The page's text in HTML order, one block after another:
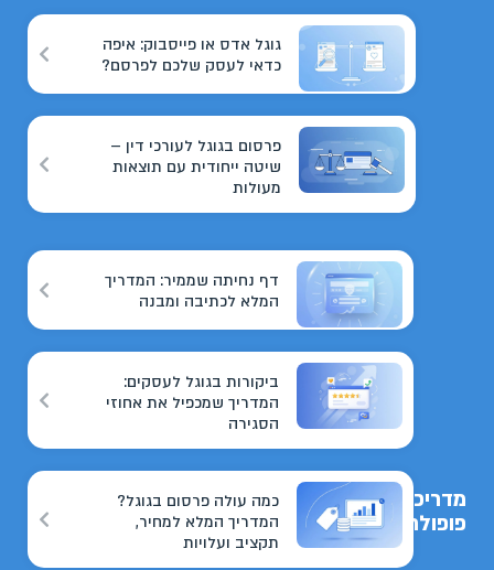
גוגל אדס או פייסבוק: איפה
כדאי לעסק שלכם לפרסם?
פרסום בגוגל לעורכי דין –
שיטה ייחודית עם תוצאות
מעולות
מדריכים
פופולריים
דף נחיתה שממיר: המדריך
המלא לכתיבה ומבנה
ביקורות בגוגל לעסקים:
המדריך שמכפיל את אחוזי
הסגירה
כמה עולה פרסום בגוגל?
המדריך המלא למחיר,
תקציב ועלויות